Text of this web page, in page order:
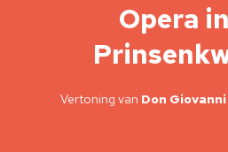
Opera
Vertoning van Don